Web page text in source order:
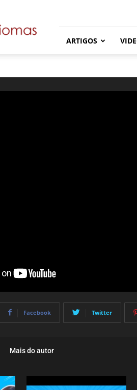
ARTIGOS
Facebook Twitter
Mais do autor